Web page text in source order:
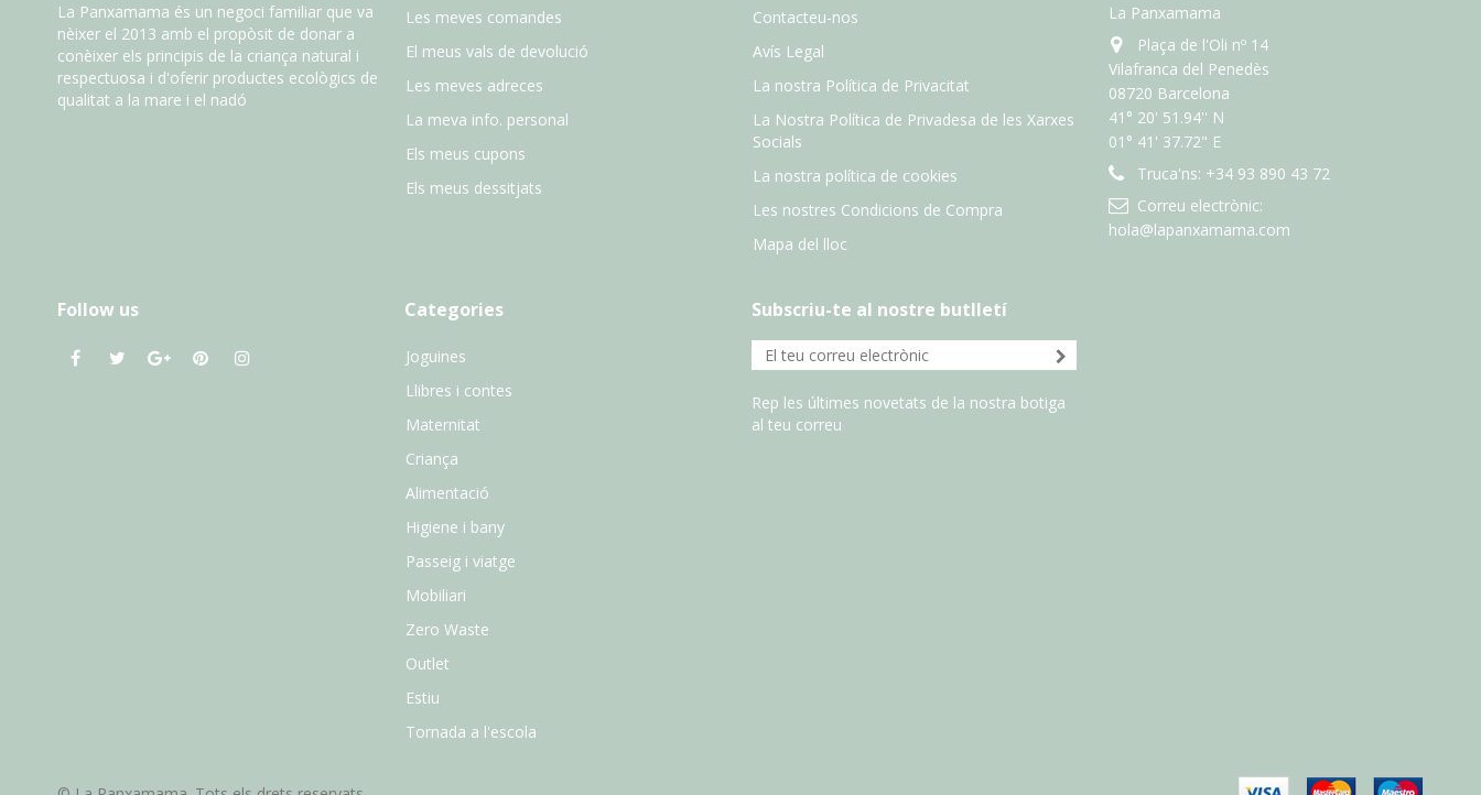
La Panxamama és un negoci familiar que va
nèixer el 2013 amb el propòsit de donar a
conèixer els principis de la criança natural i
respectuosa i d'oferir productes ecològics de
qualitat a la mare i el nadó
Les meves comandes
El meus vals de devolució
Les meves adreces
La meva info. personal
Els meus cupons
Els meus dessitjats
Contacteu-nos
Avís Legal
La nostra Política de Privacitat
La Nostra Política de Privadesa de les Xarxes
Socials
La nostra política de cookies
Les nostres Condicions de Compra
Mapa del lloc
La Panxamama
Plaça de l'Oli nº 14
Vilafranca del Penedès
08720 Barcelona
41° 20' 51.94'' N
01° 41' 37.72" E
Truca'ns: +34 93 890 43 72
Correu electrònic:
hola@lapanxamama.com
Follow us Categories
Joguines
Llibres i contes
Maternitat
Criança
Alimentació
Higiene i bany
Passeig i viatge
Mobiliari
Zero Waste
Outlet
Estiu
Tornada a l'escola
Subscriu-te al nostre butlletí
Rep les últimes novetats de la nostra botiga
al teu correu